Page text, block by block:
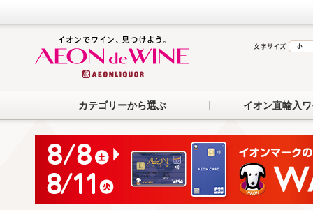
カテゴリーから選ぶ イオン直輸入